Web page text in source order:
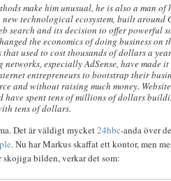
make him unusual, he is also a man of
new technological ecosystem, built around
search and its decision to offer powerful
the economics of doing business on
used to cost thousands of dollars a
especially AdSense, have made it
entrepreneurs to bootstrap their
and without raising much money.
have spent tens of millions of dollars
tens of dollars.
Det är väldigt mycket24hbc-anda över
. Nu har Markus skaffat ett kontor, men
skojiga bilden, verkar det som: